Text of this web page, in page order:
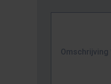
Omschrijving